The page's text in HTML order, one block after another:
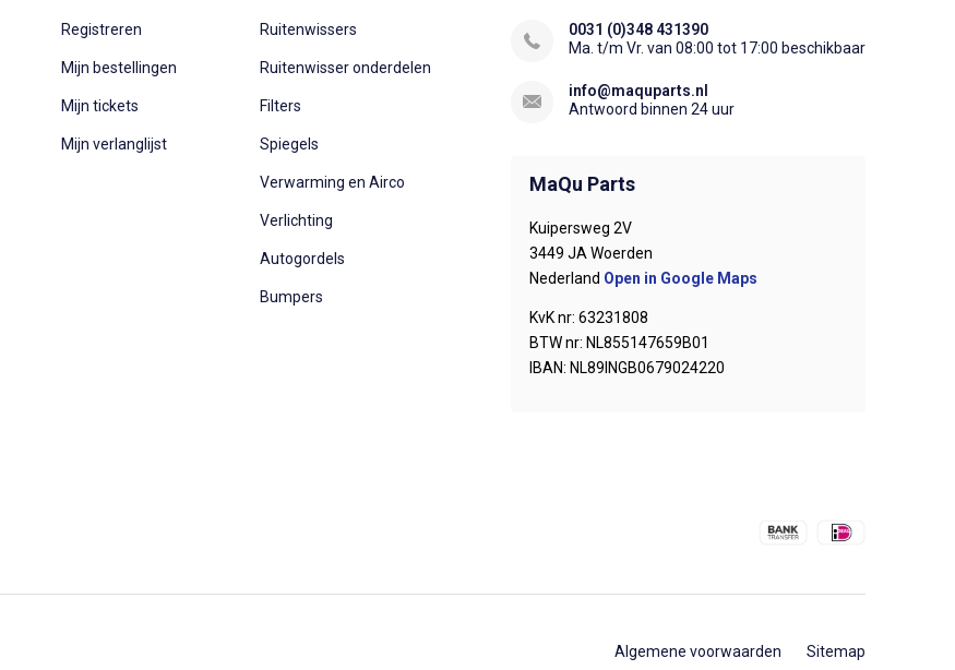
Registreren
Mijn bestellingen
Mijn tickets
Mijn verlanglijst
Ruitenwissers
Ruitenwisser onderdelen
Filters
Spiegels
Verwarming en Airco
Verlichting
Autogordels
Bumpers
0031 (0)348 431390
Ma. t/m Vr. van 08:00 tot 17:00 beschikbaar
info@maquparts.nl
Antwoord binnen 24 uur
MaQu Parts
Kuipersweg 2V
3449 JA Woerden
Nederland Open in Google Maps
KvK nr: 63231808
BTW nr: NL855147659B01
IBAN: NL89INGB0679024220
Algemene voorwaarden Sitemap